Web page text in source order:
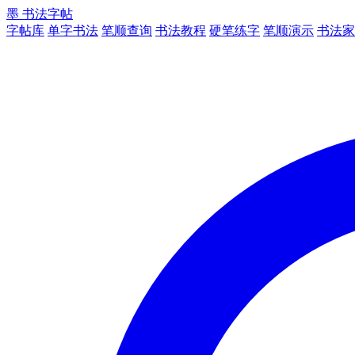
墨 书法字帖
字帖库 单字书法 笔顺查询 书法教程 硬笔练字 笔顺演示 书法家